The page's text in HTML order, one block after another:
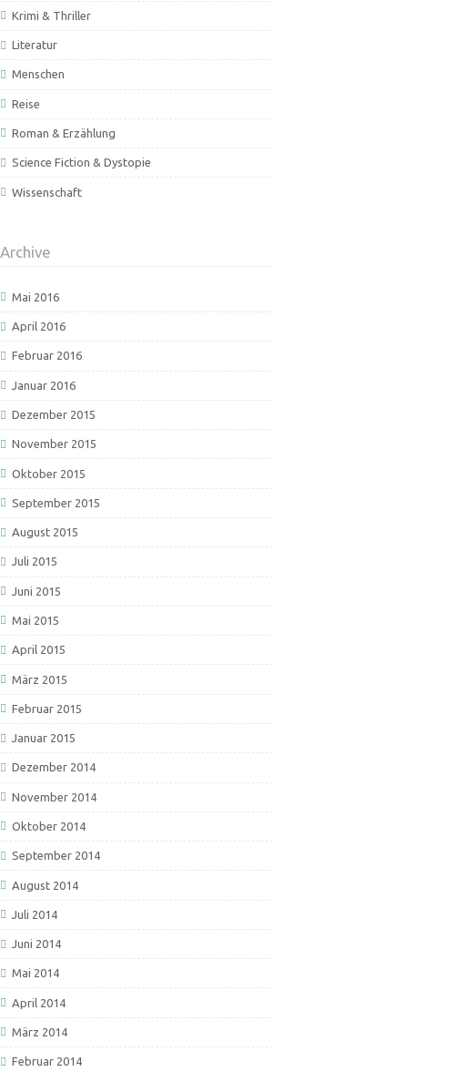
Krimi & Thriller
Literatur
Menschen
Reise
Roman & Erzählung
Science Fiction & Dystopie
Wissenschaft
Archive
Mai 2016
April 2016
Februar 2016
Januar 2016
Dezember 2015
November 2015
Oktober 2015
September 2015
August 2015
Juli 2015
Juni 2015
Mai 2015
April 2015
März 2015
Februar 2015
Januar 2015
Dezember 2014
November 2014
Oktober 2014
September 2014
August 2014
Juli 2014
Juni 2014
Mai 2014
April 2014
März 2014
Februar 2014